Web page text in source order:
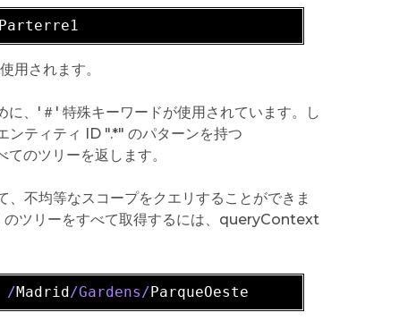
されます。
、'＃' 特殊キーワードが使用されています。し
ティティ ID ".*" のパターンを持つ
のツリーを返します。
不均等なスコープをクエリすることができま
ツリーをすべて取得するには、queryContext
/Madrid/Gardens/